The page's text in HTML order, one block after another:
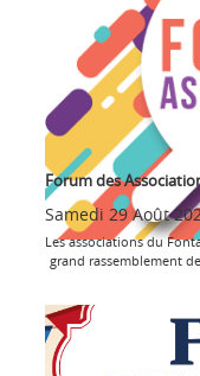
Forum des
Samedi 29 Août
Les associations du
grand rassemblement